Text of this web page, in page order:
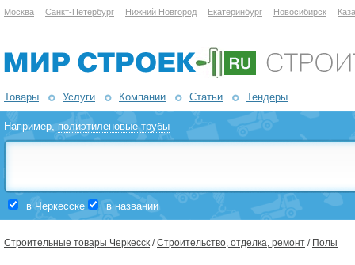
Москва Санкт-Петербург Нижний Новгород Екатеринбург Новосибирск
Товары Услуги Компании Статьи Тендеры
Например,полиэтиленовые трубы
в Черкесске в названии
Строительные товары Черкесск /Строительство, отделка, ремонт / Полы